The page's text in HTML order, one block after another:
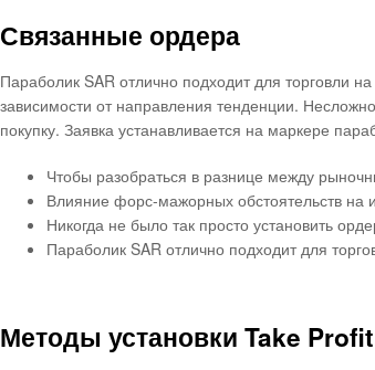
Связанные ордера
Параболик SAR отлично подходит для торговли
зависимости от направления тенденции.
покупку. Заявка устанавливается на маркере
Чтобы разобраться в разнице между
Влияние форс-мажорных обстоятельств
Никогда не было так просто установить
Параболик SAR отлично подходит для
Методы установки Take Profit